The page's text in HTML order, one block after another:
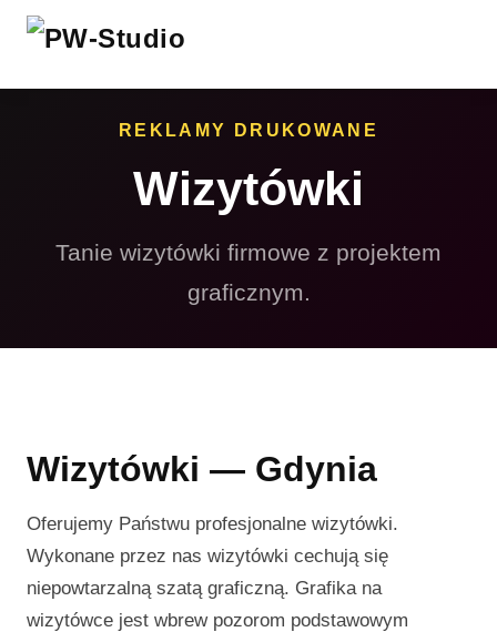
REKLAMY DRUKOWANE
Wizytówki
Tanie wizytówki firmowe z projektem
graficznym.
Wizytówki — Gdynia
Oferujemy Państwu profesjonalne wizytówki.
Wykonane przez nas wizytówki cechują się
niepowtarzalną szatą graficzną. Grafika na
wizytówce jest wbrew pozorom podstawowym